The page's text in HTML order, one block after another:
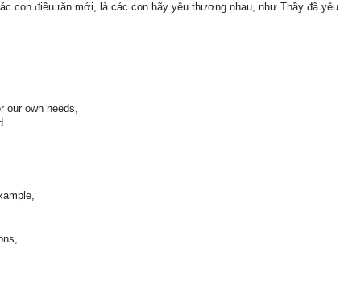
con điều răn mới, là các con hãy yêu thương nhau, như Thầy đã yêu
our own needs,